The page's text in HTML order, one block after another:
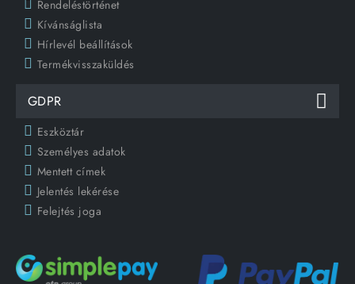
Rendeléstörténet
Kívánságlista
Hírlevél beállítások
Termékvisszaküldés
GDPR
Eszköztár
Személyes adatok
Mentett címek
Jelentés lekérése
Felejtés joga